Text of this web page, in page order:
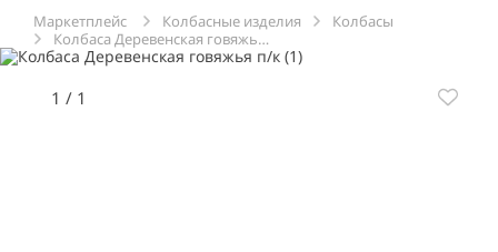
Маркетплейс Колбасные изделия
Колбасы
Колбаса Деревенская говяжья п/к
1 / 1